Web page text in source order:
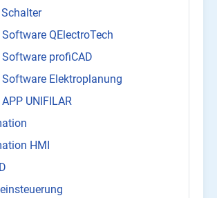
QElectroTech
profiCAD
Elektroplanung
UNIFILAR
HMI